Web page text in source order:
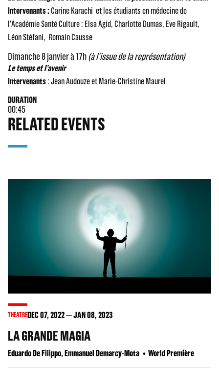
Intervenants : Carine Karachi et les étudiants en médecine de
l'Académie Santé Culture : Elsa Agid, Charlotte Dumas, Eve Rigault,
Léon Stéfani, Romain Causse
Dimanche 8 janvier à 17h(à l’issue de la représentation)
Le temps et l’avenir
Intervenants: Jean Audouze et Marie-Christine Maurel
DURATION
00:45
RELATED EVENTS
THEATREDEC07, 2022 JAN08, 2023
LA GRANDE MAGIA
Eduardo De Filippo, Emmanuel Demarcy-Mota World Première